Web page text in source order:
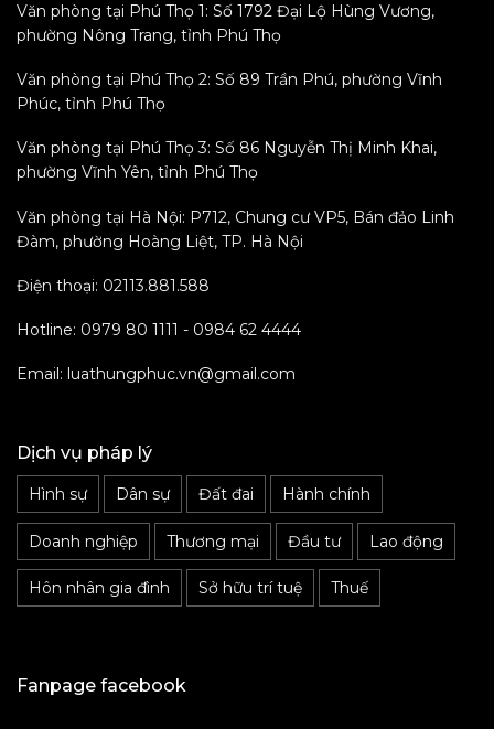
Văn phòng tại Phú Thọ 1: Số 1792 Đại Lộ Hùng Vương,
phường Nông Trang, tỉnh Phú Thọ
Văn phòng tại Phú Thọ 2: Số 89 Trần Phú, phường Vĩnh
Phúc, tỉnh Phú Thọ
Văn phòng tại Phú Thọ 3: Số 86 Nguyễn Thị Minh Khai,
phường Vĩnh Yên, tỉnh Phú Thọ
Văn phòng tại Hà Nội: P712, Chung cư VP5, Bán đảo Linh
Đàm, phường Hoàng Liệt, TP. Hà Nội
Điện thoại: 02113.881.588
Hotline: 0979 80 1111 - 0984 62 4444
Email: luathungphuc.vn@gmail.com
Dịch vụ pháp lý
Hình sự Dân sự Đất đai Hành chính
Doanh nghiệp Thương mại Đầu tư Lao động
Hôn nhân gia đình Sở hữu trí tuệ Thuế
Fanpage facebook